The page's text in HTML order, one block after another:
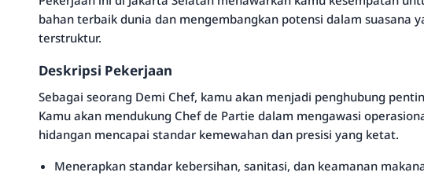
bahan terbaik dunia dan mengembangkan potensi dalam suasana
terstruktur.
Deskripsi Pekerjaan
Sebagai seorang Demi Chef, kamu akan menjadi penghubung
Kamu akan mendukung Chef de Partie dalam mengawasi
hidangan mencapai standar kemewahan dan presisi yang ketat.
Menerapkan standar kebersihan, sanitasi, dan keamanan